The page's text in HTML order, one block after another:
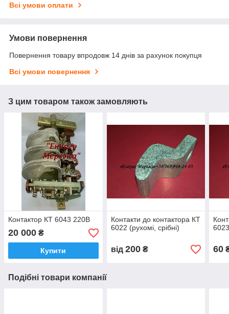
Всі умови оплати
Умови повернення
Повернення товару впродовж 14 днів за рахунок покупця
Всі умови повернення
З цим товаром також замовляють
Контактор КТ 6043 220В
20 000 ₴
Купити
Контакти до контактора КТ
6022 (рухомі, срібні)
від 200₴ 60
Подібні товари компанії